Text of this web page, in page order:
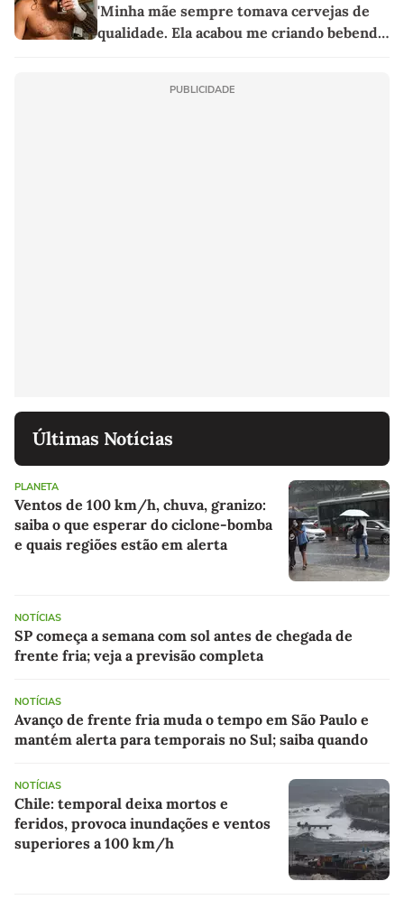
'Minha mãe sempre tomava cervejas de
qualidade. Ela acabou me criando bebendo
PUBLICIDADE
Últimas Notícias
PLANETA
Ventos de 100 km/h, chuva, granizo:
saiba o que esperar do ciclone-bomba
e quais regiões estão em alerta
NOTÍCIAS
SP começa a semana com sol antes de chegada de
frente fria; veja a previsão completa
NOTÍCIAS
Avanço de frente fria muda o tempo em São Paulo e
mantém alerta para temporais no Sul; saiba quando
NOTÍCIAS
Chile: temporal deixa mortos e
feridos, provoca inundações e ventos
superiores a 100 km/h